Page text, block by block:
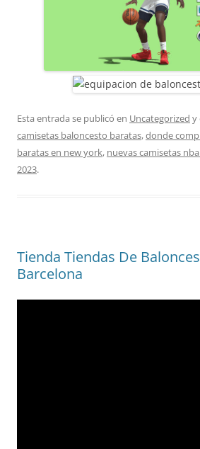
Esta entrada se publicó en Uncategorized y
camisetas baloncesto baratas,donde
baratas en new york, nuevas camisetas
2023.
Tienda Tiendas De
Barcelona